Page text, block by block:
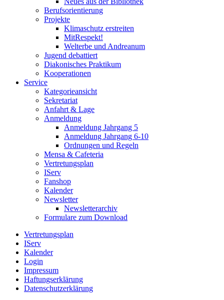
Berufsorientierung
Projekte
Klimaschutz erstreiten
MitRespekt!
Welterbe und Andreanum
Jugend debattiert
Diakonisches Praktikum
Kooperationen
Service
Kategorieansicht
Sekretariat
Anfahrt & Lage
Anmeldung
Anmeldung Jahrgang 5
Anmeldung Jahrgang 6-10
Ordnungen und Regeln
Mensa & Cafeteria
Vertretungsplan
IServ
Fanshop
Kalender
Newsletter
Newsletterarchiv
Formulare zum Download
Vertretungsplan
IServ
Kalender
Login
Impressum
Haftungserklärung
Datenschutzerklärung